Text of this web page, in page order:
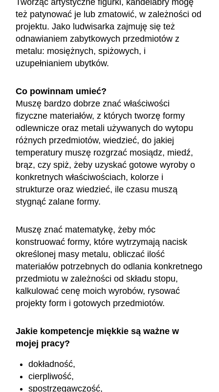
też patynować je lub zmatowić, w zależności od
projektu. Jako ludwisarka zajmuję się też
odnawianiem zabytkowych przedmiotów z
metalu: mosiężnych, spiżowych, i
uzupełnianiem ubytków.
Co powinnam umieć?
Muszę bardzo dobrze znać właściwości
fizyczne materiałów, z których tworzę formy
odlewnicze oraz metali używanych do wytopu
różnych przedmiotów, wiedzieć, do jakiej
temperatury muszę rozgrzać mosiądz, miedź,
brąz, czy spiż, żeby uzyskać gotowe wyroby o
konkretnych właściwościach, kolorze i
strukturze oraz wiedzieć, ile czasu muszą
stygnąć zalane formy.
Muszę znać matematykę, żeby móc
konstruować formy, które wytrzymają nacisk
określonej masy metalu, obliczać ilość
materiałów potrzebnych do odlania konkretnego
przedmiotu w zależności od składu stopu,
kalkulować cenę moich wyrobów, rysować
projekty form i gotowych przedmiotów.
Jakie kompetencje miękkie są ważne w
mojej pracy?
dokładność,
cierpliwość,
spostrzegawczość,